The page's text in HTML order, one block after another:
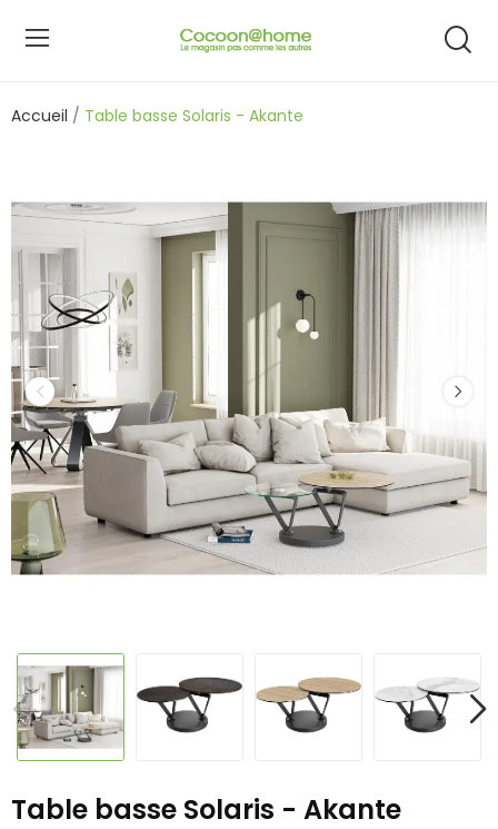
Accueil Table basse Solaris - Akante
Table basse Solaris - Akante